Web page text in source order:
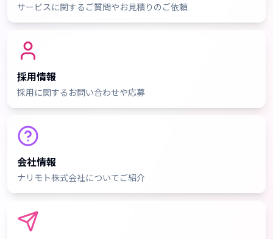
サービスに関するご質問やお見積りのご依頼
採用情報
採用に関するお問い合わせや応募
会社情報
ナリモト株式会社についてご紹介